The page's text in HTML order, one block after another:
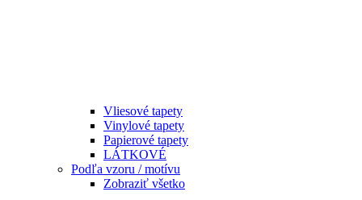
Vliesové tapety
Vinylové tapety
Papierové tapety
LÁTKOVÉ
Podľa vzoru / motívu
Zobraziť všetko